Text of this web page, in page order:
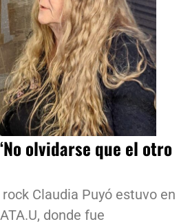
olvidarse que el otro
Claudia Puyó estuvo en
donde fue